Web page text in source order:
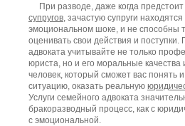
При разводе, даже когда предстоит
супругов, зачастую супруги находятся
эмоциональном шоке, и не способны
оценивать свои действия и
адвоката учитывайте не только
юриста, но и его моральные качества
человек, который сможет вас понять
ситуацию, оказать реальную
Услуги семейного адвоката
бракоразводный процесс, как с
с эмоциональной.